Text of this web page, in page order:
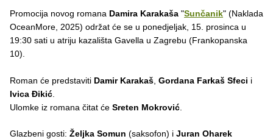
Promocija novog romana Damira Karakaša "Sunčanik" (Naklada
OceanMore, 2025) održat će se u ponedjeljak, 15. prosinca u
19:30 sati u atriju kazališta Gavella u Zagrebu (Frankopanska
10).
Roman će predstaviti Damir Karakaš Gordana Farkaš Sfeci i
Ivica Đikić
Ulomke iz romana čitat će Sreten Mokrović
Glazbeni gosti: Željka Somun (saksofon) i Juran Oharek